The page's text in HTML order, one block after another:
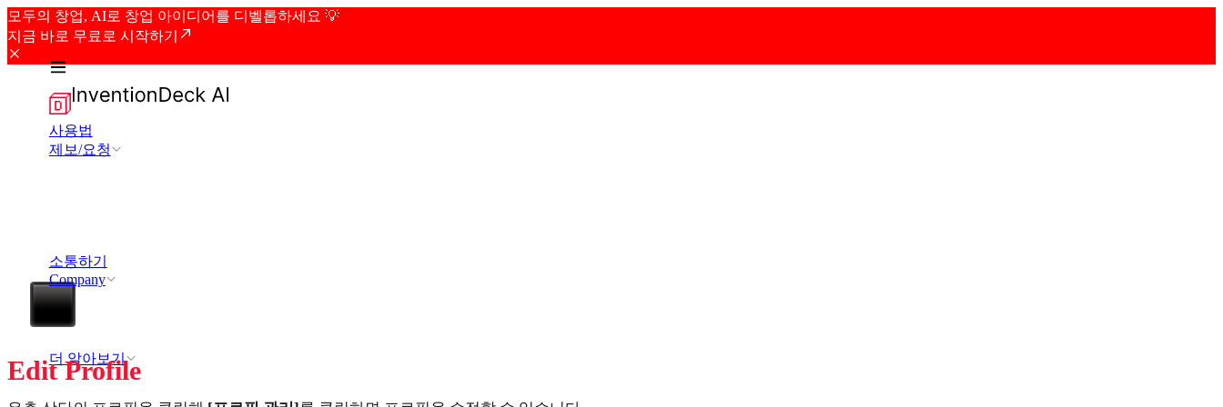
모두의 창업, AI로 창업 아이디어를 디벨롭하세요 💡
지금 바로 무료로 시작하기
사용법
제보/요청
소통하기
Company
더 알아보기
Edit Profile